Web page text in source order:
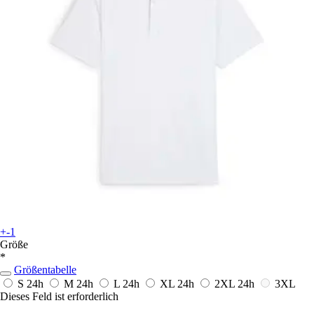
+-1
Größe
*
Größentabelle
S 24h M 24h L 24h XL 24h 2XL 24h
3XL
Dieses Feld ist erforderlich